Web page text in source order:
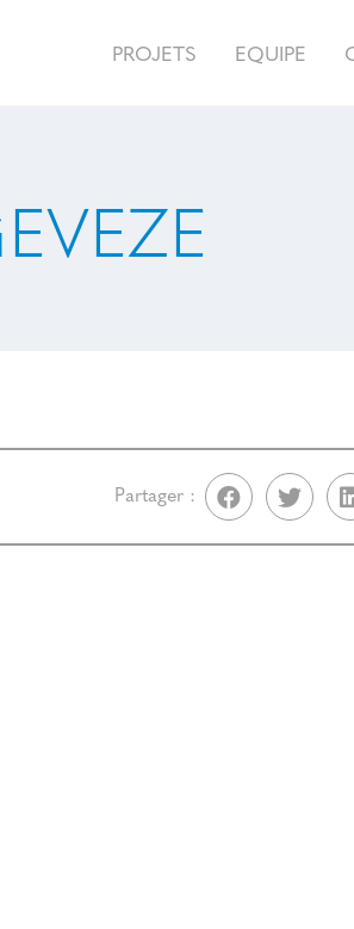
PROJETS EQUIPE
Partager :